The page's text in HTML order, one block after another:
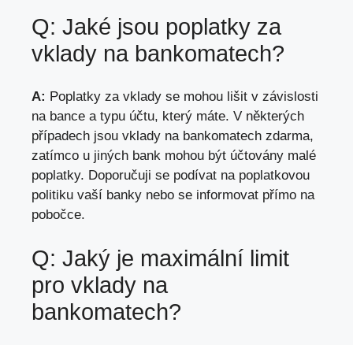
Q: Jaké jsou poplatky za
vklady na bankomatech?
A: Poplatky za vklady se mohou lišit v závislosti
na bance a typu účtu, který máte. V některých
případech jsou vklady na bankomatech zdarma,
zatímco u jiných bank mohou být účtovány malé
poplatky. Doporučuji se podívat na poplatkovou
politiku vaší banky nebo se informovat přímo na
pobočce.
Q: Jaký je maximální limit
pro vklady na
bankomatech?